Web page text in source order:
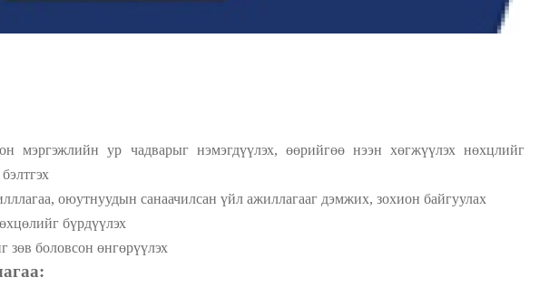
мэргэжлийн ур чадварыг нэмэгдүүлэх, өөрийгөө нээн хөгжүүлэх нөхцлийг
оюутнуудын санаачилсан үйл ажиллагааг дэмжих, зохион байгуулах
бүрдүүлэх
боловсон өнгөрүүлэх